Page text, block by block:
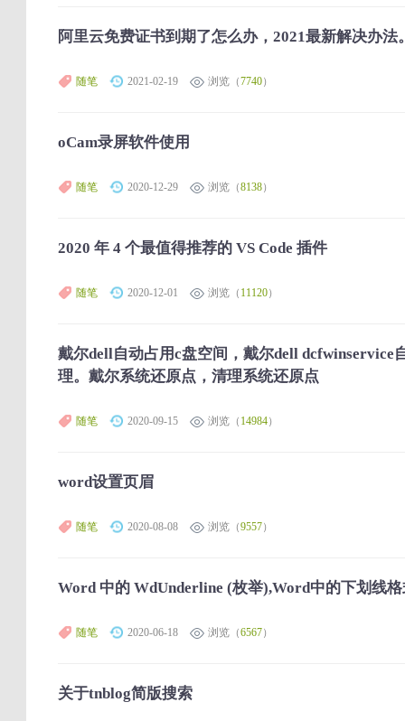
阿里云免费证书到期了怎么办，2021最新解决办
随笔 2021-02-19 浏览（7740）
oCam录屏软件使用
随笔 2020-12-29 浏览（8138）
2020 年 4 个最值得推荐的 VS Code 插件
随笔 2020-12-01 浏览（ 11120）
戴尔dell自动占用c盘空间，戴尔dell dcfwinservice
理。戴尔系统还原点，清理系统还原点
随笔 2020-09-15 浏览（ 14984）
word设置页眉
随笔 2020-08-08 浏览（9557）
Word 中的 WdUnderline (枚举),Word中的下划线
随笔 2020-06-18 浏览（6567）
关于tnblog简版搜索